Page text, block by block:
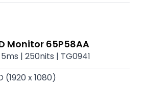
Monitor 65P58AA
| 250nits | TG0941
(1920 x 1080)